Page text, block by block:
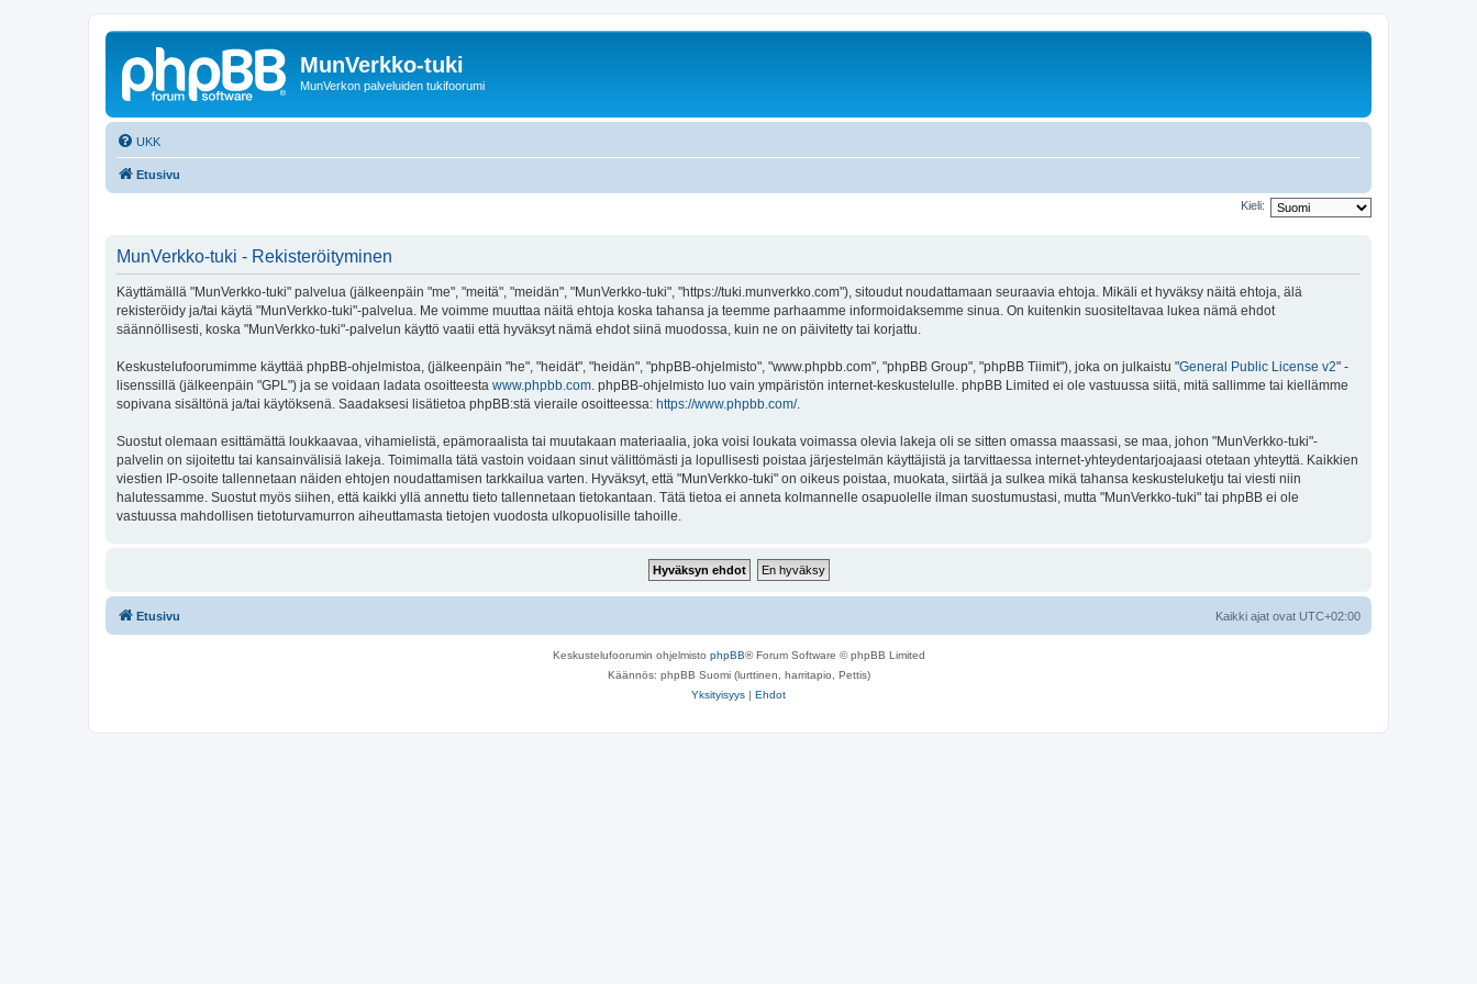
MunVerkko-tuki
MunVerkon palveluiden tukifoorumi
UKK
Etusivu
Kieli:
MunVerkko-tuki - Rekisteröityminen
Käyttämällä "MunVerkko-tuki" palvelua (jälkeenpäin "me", "meitä", "meidän", "MunVerkko-tuki", "https://tuki.munverkko.com"), sitoudut noudattamaan seuraavia ehtoja. Mikäli et hyväksy näitä ehtoja, älä
rekisteröidy ja/tai käytä "MunVerkko-tuki"-palvelua. Me voimme muuttaa näitä ehtoja koska tahansa ja teemme parhaamme informoidaksemme sinua. On kuitenkin suositeltavaa lukea nämä ehdot
säännöllisesti, koska "MunVerkko-tuki"-palvelun käyttö vaatii että hyväksyt nämä ehdot siinä muodossa, kuin ne on päivitetty tai korjattu.
Keskustelufoorumimme käyttää phpBB-ohjelmistoa, (jälkeenpäin "he", "heidät", "heidän", "phpBB-ohjelmisto", "www.phpbb.com", "phpBB Group", "phpBB Tiimit"), joka on julkaistu "General Public License v2" -
lisenssillä (jälkeenpäin "GPL") ja se voidaan ladata osoitteesta www.phpbb.com. phpBB-ohjelmisto luo vain ympäristön internet-keskustelulle. phpBB Limited ei ole vastuussa siitä, mitä sallimme tai kiellämme
sopivana sisältönä ja/tai käytöksenä. Saadaksesi lisätietoa phpBB:stä vieraile osoitteessa: https://www.phpbb.com/.
Suostut olemaan esittämättä loukkaavaa, vihamielistä, epämoraalista tai muutakaan materiaalia, joka voisi loukata voimassa olevia lakeja oli se sitten omassa maassasi, se maa, johon "MunVerkko-tuki"-
palvelin on sijoitettu tai kansainvälisiä lakeja. Toimimalla tätä vastoin voidaan sinut välittömästi ja lopullisesti poistaa järjestelmän käyttäjistä ja tarvittaessa internet-yhteydentarjoajaasi otetaan yhteyttä. Kaikkien
viestien IP-osoite tallennetaan näiden ehtojen noudattamisen tarkkailua varten. Hyväksyt, että "MunVerkko-tuki" on oikeus poistaa, muokata, siirtää ja sulkea mikä tahansa keskusteluketju tai viesti niin
halutessamme. Suostut myös siihen, että kaikki yllä annettu tieto tallennetaan tietokantaan. Tätä tietoa ei anneta kolmannelle osapuolelle ilman suostumustasi, mutta "MunVerkko-tuki" tai phpBB ei ole
vastuussa mahdollisen tietoturvamurron aiheuttamasta tietojen vuodosta ulkopuolisille tahoille.
Etusivu Kaikki ajat ovat UTC+02:00
Keskustelufoorumin ohjelmisto phpBB® Forum Software © phpBB Limited
Käännös: phpBB Suomi (lurttinen, harritapio, Pettis)
Yksityisyys | Ehdot